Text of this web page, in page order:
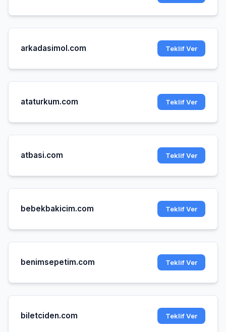
arkadasimol.com Teklif Ver
ataturkum.com Teklif Ver
atbasi.com Teklif Ver
bebekbakicim.com Teklif Ver
benimsepetim.com Teklif Ver
biletciden.com Teklif Ver